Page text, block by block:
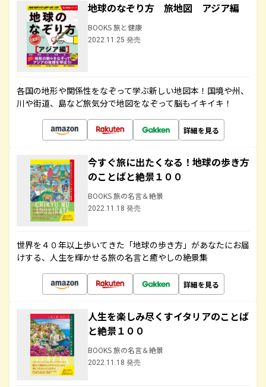
地球のなぞり方 旅地図 アジア編
BOOKS 旅と健康
2022.11.25 発売
各国の地形や関係性をなぞって学ぶ新しい地図本！国境や州、
川や街道、島など旅気分で地図をなぞって脳もイキイキ！
詳細を見る
今すぐ旅に出たくなる！地球の歩き方
のことばと絶景１００
BOOKS 旅の名言＆絶景
2022.11.18 発売
世界を４０年以上歩いてきた「地球の歩き方」があなたにお届
けする、人生を輝かせる旅の名言と癒やしの絶景集
詳細を見る
人生を楽しみ尽くすイタリアのことば
と絶景１００
BOOKS 旅の名言＆絶景
2022.11.18 発売